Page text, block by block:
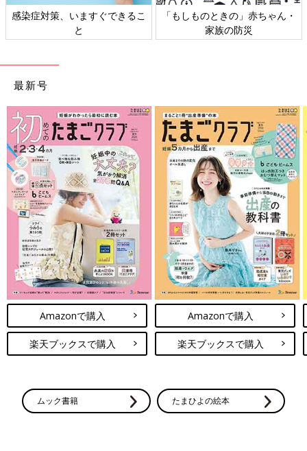
【四緑木星】交友関係、娯楽など楽しく過ごせる1年
う。レジャーにも恵まれ、さまざまな人と楽しい時間を過ごすこ
とができそうです。ただし、終わらせるべきこともありそう。始
●健康運
口やのど、肺などに注意しましょう。咳（せき）は長く続くこと
も考えられます。
●金運
出してもどこかから入ってくる運勢。少額での投資など、運用も
おすすめです。
●仕事運
順調。ほかからもお声がかかりそうですが、今の仕事を続けるこ
とが大事です。
●恋愛運
新しい出会いがたくさんありそう。ただ、終わりを決断すべきと
きはきっぱりと。
●ラッキーアイテム
お香、香水など香りのあるもの。とくに柑橘（かんきつ）系が
吉。
●ラッキーカラー
ワインレッド
9年に1度の変化の年。仕事や身内のこと、環境など、自分が望
感染症対策、いますぐできるこ
と
「もしものときの」赤ちゃん・
家族の防災
最新号
Amazonで購入
楽天ブックスで購入
Amazonで購入
楽天ブックスで購入
ムック書籍 たまひよの絵本